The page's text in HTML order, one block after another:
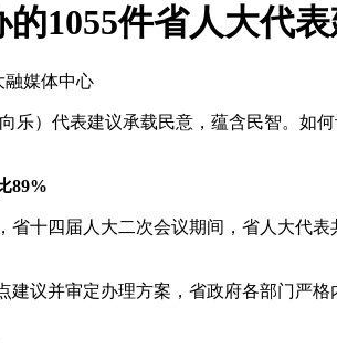
1055件省人大代
媒体中心
）代表建议承载民意，蕴含民智。如何
89%
四届人大二次会议期间，省人大代表
并审定办理方案，省政府各部门严格